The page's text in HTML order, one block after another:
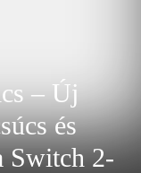
– Új
és
Switch 2-